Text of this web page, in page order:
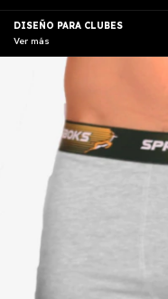
DISEÑO PARA CLUBES
Ver más